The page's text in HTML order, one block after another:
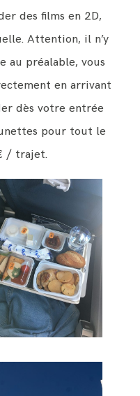
des films en 2D,
Attention, il n’y
au préalable, vous
en arrivant
dès votre entrée
pour tout le
/ trajet.